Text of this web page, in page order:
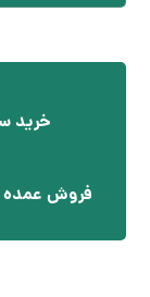
خرید
فروش عمده